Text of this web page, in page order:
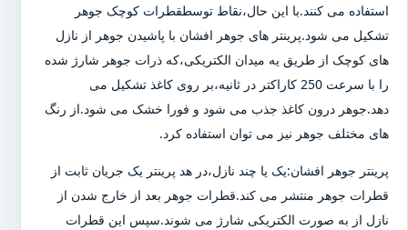
استفاده می کنند.با این حال،نقاط توسطقطرات کوچک جوهر
تشکیل می شود.پرینتر های جوهر افشان با پاشیدن جوهر از نازل
های کوچک از طریق یه میدان الکتریکی،که ذرات جوهر شارژ شده
را با سرعت 250 کاراکتر در ثانیه،بر روی کاغذ تشکیل می
دهد.جوهر درون کاغذ جذب می شود و فورا خشک می شود.از رنگ
های مختلف جوهر نیز می توان استفاده کرد.
پرینتر جوهر افشان:یک یا چند نازل،در هد پرینتر یک جریان ثابت از
قطرات جوهر منتشر می کند.قطرات جوهر بعد از خارج شدن از
نازل از به صورت الکتریکی شارژ می شوند.سپس این قطرات